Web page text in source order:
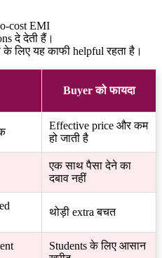
cost EMI
दे देती हैं।
लिए यह काफी helpful रहता है।
Buyer को फायदा
Effective price और कम
हो जाती है
एक साथ पैसा देने का
दबाव नहीं
थोड़ी extra बचत
Students के लिए आसान